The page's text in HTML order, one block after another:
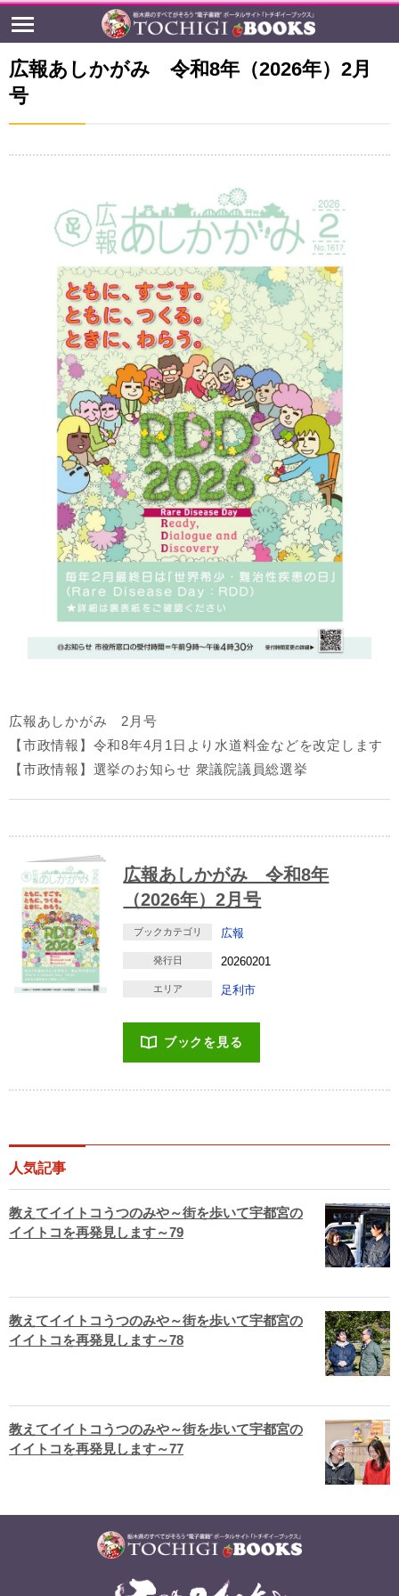
広報あしかがみ 令和8年（2026年）2月
号
広報あしかがみ 2月号
【市政情報】令和8年4月1日より水道料金などを改定します
【市政情報】選挙のお知らせ 衆議院議員総選挙
広報あしかがみ 令和8年
（2026年）2月号
ブックカテゴリ 広報
発行日 20260201
エリア 足利市
ブックを見る
人気記事
教えてイイトコうつのみや～街を歩いて宇都宮の
イイトコを再発見します～79
教えてイイトコうつのみや～街を歩いて宇都宮の
イイトコを再発見します～78
教えてイイトコうつのみや～街を歩いて宇都宮の
イイトコを再発見します～77